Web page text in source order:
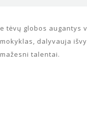
e tėvų globos augantys
mokyklas, dalyvauja
mažesni talentai.